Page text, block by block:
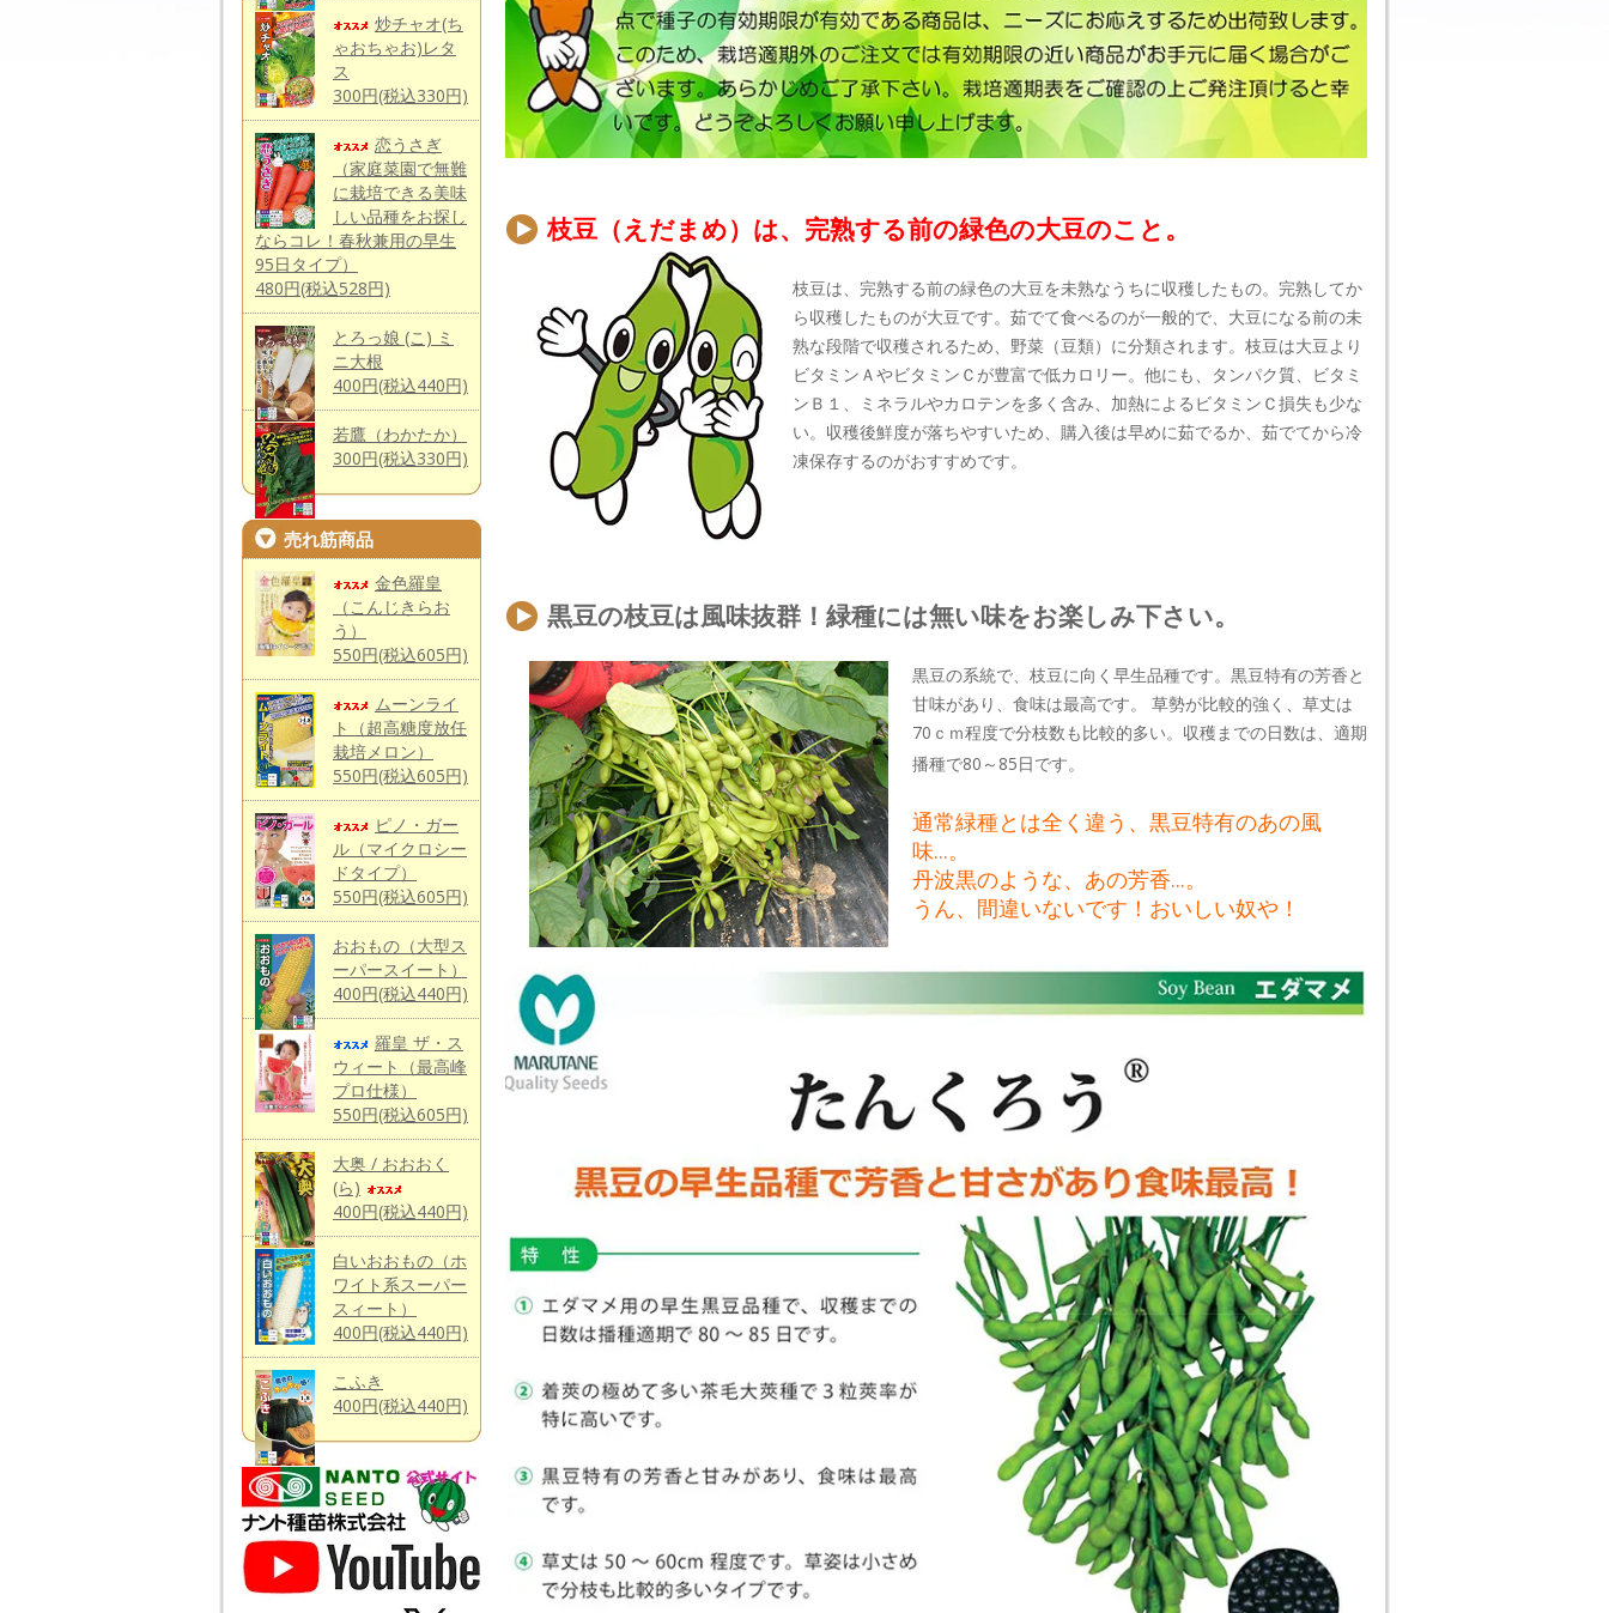
枝豆（えだまめ）は、完熟する前の緑色の大豆のこと。
枝豆は、完熟する前の緑色の大豆を未熟なうちに収穫したもの。完熟してか
ら収穫したものが大豆です。茹でて食べるのが一般的で、大豆になる前の未
熟な段階で収穫されるため、野菜（豆類）に分類されます。枝豆は大豆より
ビタミンＡやビタミンＣが豊富で低カロリー。他にも、タンパク質、ビタミ
ンＢ１、ミネラルやカロテンを多く含み、加熱によるビタミンＣ損失も少な
い。収穫後鮮度が落ちやすいため、購入後は早めに茹でるか、茹でてから冷
凍保存するのがおすすめです。
黒豆の枝豆は風味抜群！緑種には無い味をお楽しみ下さい。
黒豆の系統で、枝豆に向く早生品種です。黒豆特有の芳香と
甘味があり、食味は最高です。 草勢が比較的強く、草丈は
70ｃｍ程度で分枝数も比較的多い。収穫までの日数は、適期
播種で80～85日です。
通常緑種とは全く違う、黒豆特有のあの風
味...。
丹波黒のような、あの芳香...。
うん、間違いないです！おいしい奴や！
炒チャオ(ち
ゃおちゃお)レタ
ス
300円(税込330円)
恋うさぎ
（家庭菜園で無難
に栽培できる美味
しい品種をお探し
ならコレ！春秋兼用の早生
95日タイプ）
480円(税込528円)
とろっ娘 (こ) ミ
ニ大根
400円(税込440円)
若鷹（わかたか）
300円(税込330円)
売れ筋商品
金色羅皇
（こんじきらお
う）
550円(税込605円)
ムーンライ
ト（超高糖度放任
栽培メロン）
550円(税込605円)
ピノ・ガー
ル（マイクロシー
ドタイプ）
550円(税込605円)
おおもの（大型ス
ーパースイート）
400円(税込440円)
羅皇 ザ・ス
ウィート（最高峰
プロ仕様）
550円(税込605円)
大奥 / おおおく
(ら)
400円(税込440円)
白いおおもの（ホ
ワイト系スーパー
スィート）
400円(税込440円)
こふき
400円(税込440円)